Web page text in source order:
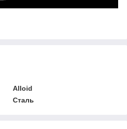
Alloid
Сталь